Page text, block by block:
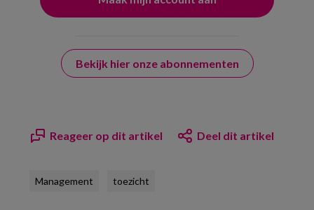
Bekijk hier onze abonnementen
Reageer op dit artikel Deel dit artikel
Management toezicht